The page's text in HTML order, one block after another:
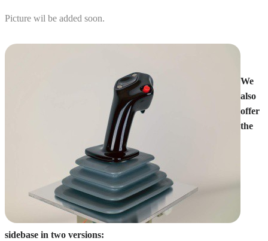
Picture wil be added soon.
We
also
offer
the
sidebase in two versions: